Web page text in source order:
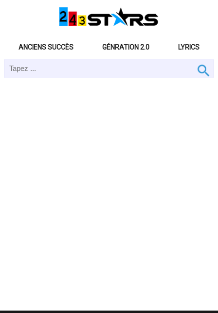
ANCIENS SUCCÈS GÉNRATION 2.0 LYRICS